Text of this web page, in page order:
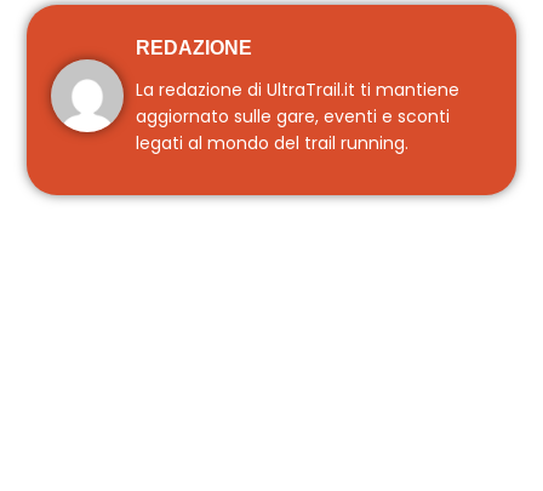
REDAZIONE
La redazione di UltraTrail.it ti mantiene
aggiornato sulle gare, eventi e sconti
legati al mondo del trail running.